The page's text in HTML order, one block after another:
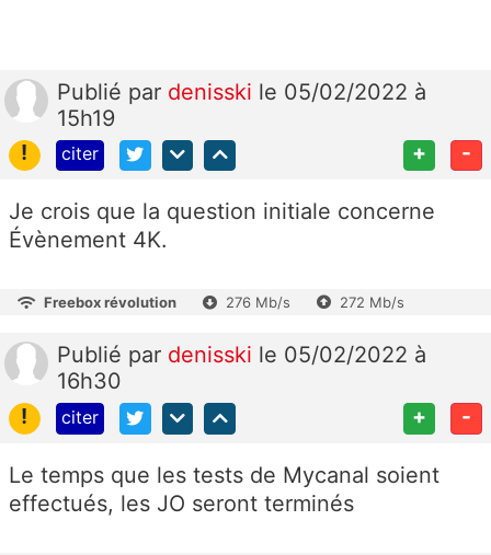
Publié par denisski le 05/02/2022 à
15h19
!
citer + -
Je crois que la question initiale concerne
Évènement 4K.
Freebox révolution 276 Mb/s 272 Mb/s
Publié par denisski le 05/02/2022 à
16h30
!
citer + -
Le temps que les tests de Mycanal soient
effectués, les JO seront terminés